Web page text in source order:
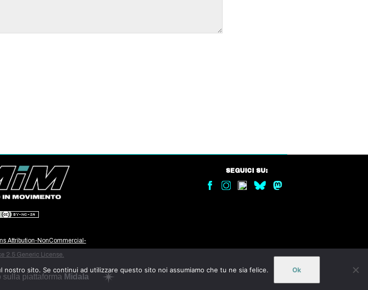
Attribution-NonCommercial-
2.5 Generic License.
SEGUICI SU:
sulla piattaforma Midala
sito. Se continui ad utilizzare questo sito noi assumiamo che tu ne sia felice. Ok